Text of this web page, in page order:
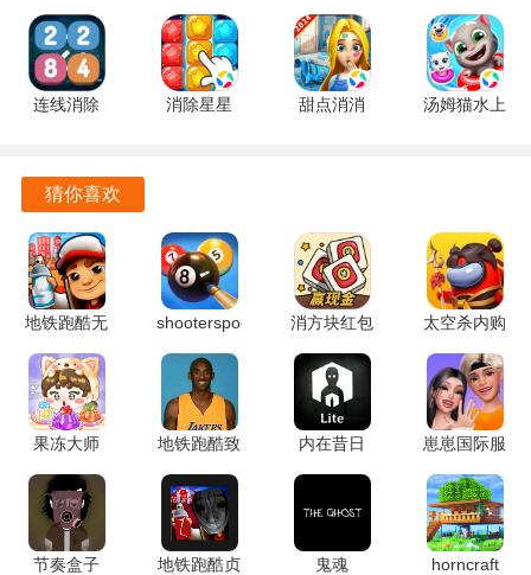
游戏特色
将合成玩法与模拟经营巧妙结合，玩家既能体验到合成的乐
趣，又能感受到经营猫舍的成就感，为玩家提供了双重乐趣
猫咪种类繁多，每种猫咪都有其独特的外观和性格，满足了
玩家对猫咪的收集欲望，激起玩家不断探索和解锁的兴趣。
游戏内设有丰富的任务系统和成就系统，通过完成任务和达
成成就，玩家可以获得各种奖励，增强了游戏的挑战性和目
标感，提供持续的驱动力。
游戏攻略
优先合成高等级猫咪： 在猫舍初期，快速合成高级别的猫咪
入，还能解锁新的猫舍功能和装饰品。要尽可能地将低级猫
咪合并成高级猫咪，提高收益效率。
1.0.139.0
手机版
1.159 手机
版
2.15 手机
版
1.0.5 手机
版
连线消除
消除星星
甜点消消
汤姆猫水上
猜你喜欢
地铁跑酷无
需实名认证
2.38.0 安卓
版
shooterspool
2.4.3 安卓
版
消方块红包
极速版
1.2.6 安卓
版
太空杀内购
版
1.72.5.002
官方版
果冻大师
1.6.2 安卓
版
地铁跑酷致
敬科比版
v1.29.0 安
卓版
内在昔日
7.9.0.1 官
崽崽国际服
3.75.000
安卓版
节奏盒子
地铁跑酷贞
鬼魂
horncraft